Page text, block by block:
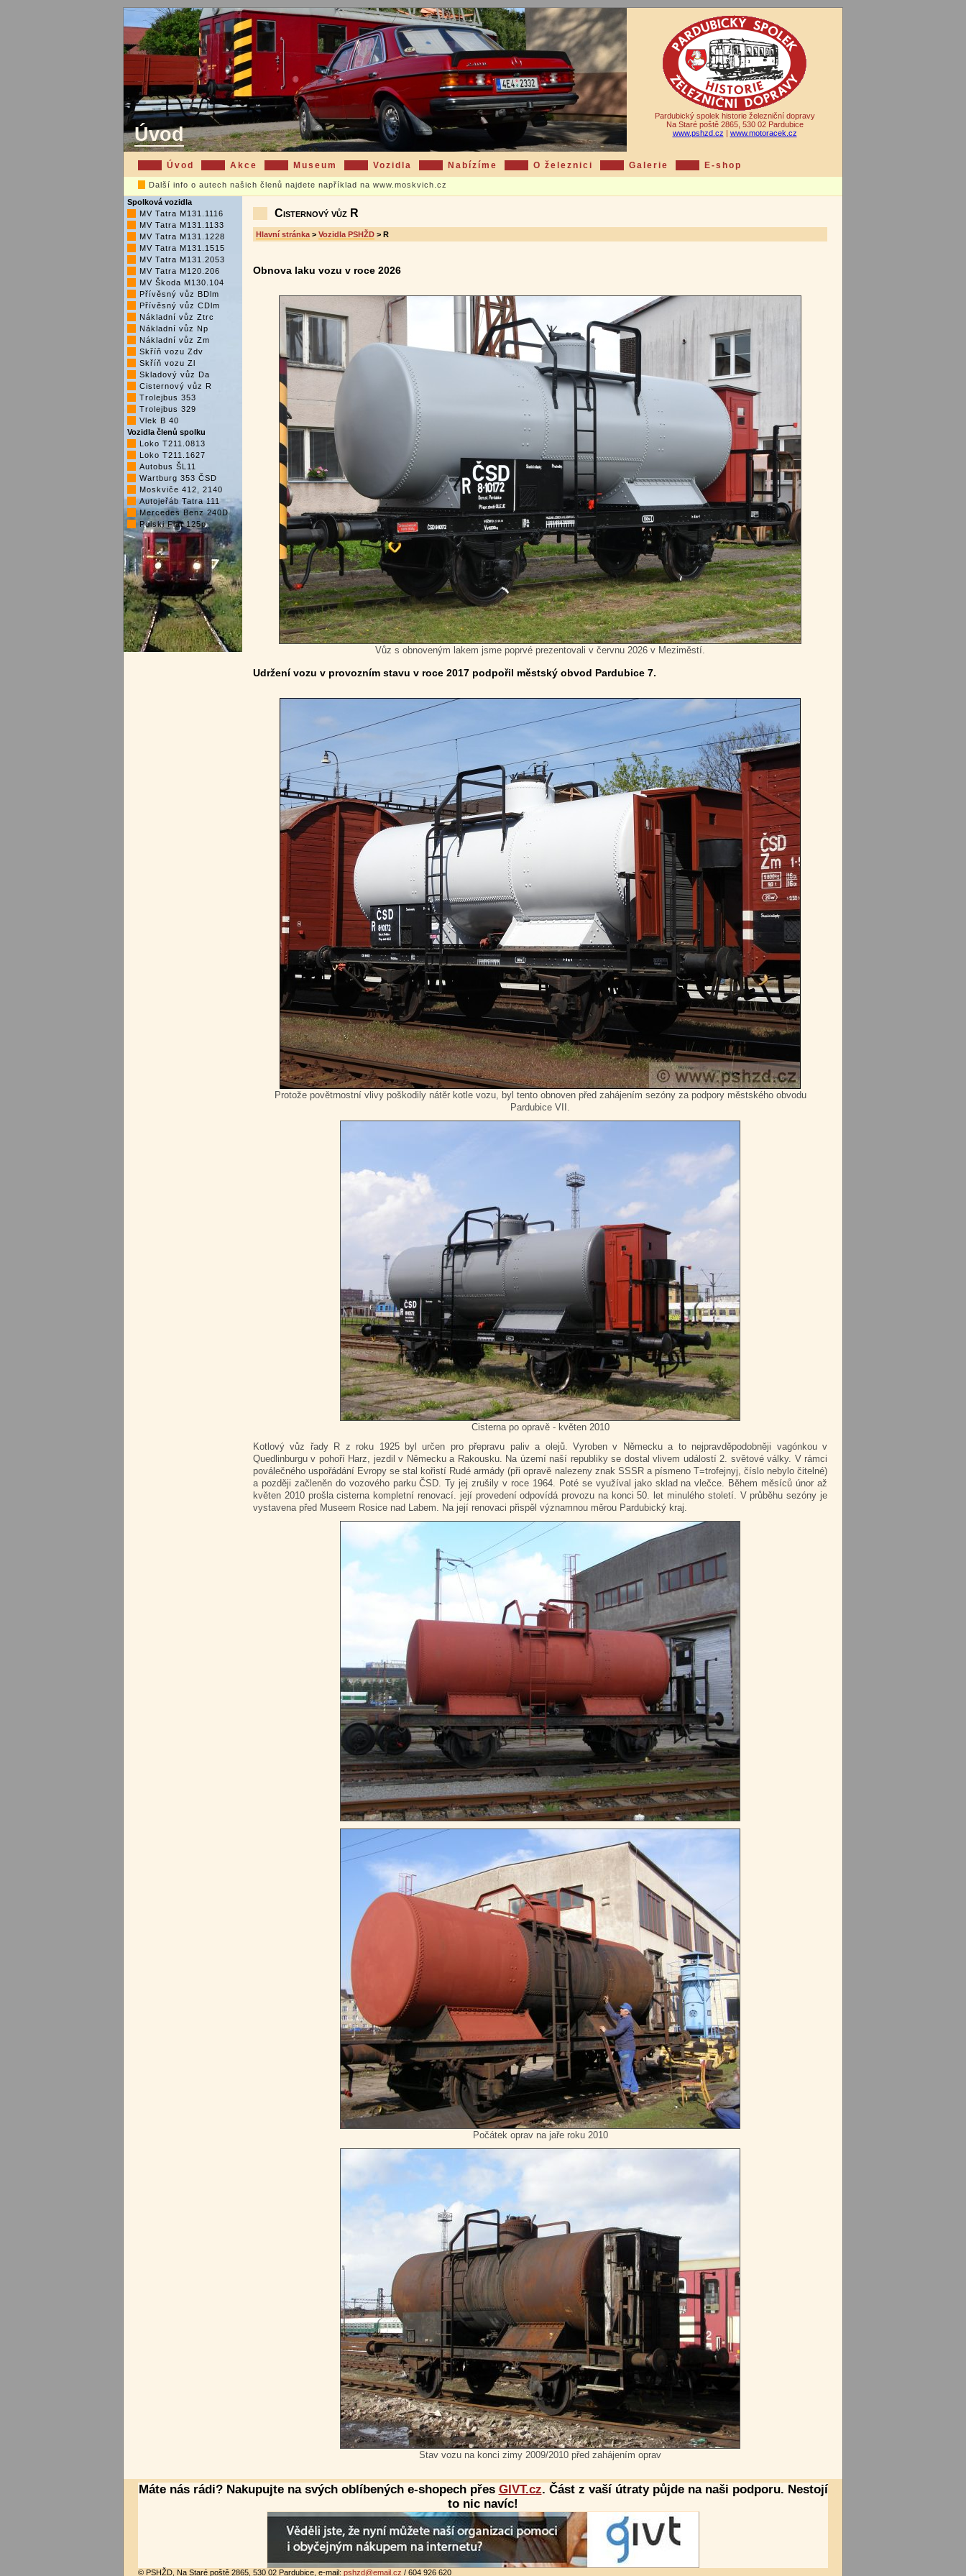
Úvod
Pardubický spolek historie železniční dopravy
Na Staré poště 2865, 530 02 Pardubice
www.pshzd.cz | www.motoracek.cz
Úvod Akce Museum Vozidla Nabízíme O železnici Galerie E-shop
Další info o autech našich členů najdete například na www.moskvich.cz
Spolková vozidla
MV Tatra M131.1116
MV Tatra M131.1133
MV Tatra M131.1228
MV Tatra M131.1515
MV Tatra M131.2053
MV Tatra M120.206
MV Škoda M130.104
Přívěsný vůz BDlm
Přívěsný vůz CDlm
Nákladní vůz Ztrc
Nákladní vůz Np
Nákladní vůz Zm
Skříň vozu Zdv
Skříň vozu Zl
Skladový vůz Da
Cisternový vůz R
Trolejbus 353
Trolejbus 329
Vlek B 40
Vozidla členů spolku
Loko T211.0813
Loko T211.1627
Autobus ŠL11
Wartburg 353 ČSD
Moskviče 412, 2140
Autojeřáb Tatra 111
Mercedes Benz 240D
Polski Fiat 125p
Cisternový vůz R
Hlavní stránka > Vozidla PSHŽD > R
Obnova laku vozu v roce 2026
Vůz s obnoveným lakem jsme poprvé prezentovali v červnu 2026 v Meziměstí.
Udržení vozu v provozním stavu v roce 2017 podpořil městský obvod Pardubice 7.
Protože povětrnostní vlivy poškodily nátěr kotle vozu, byl tento obnoven před zahájením sezóny za podpory městského obvodu
Pardubice VII.
Cisterna po opravě - květen 2010
Kotlový vůz řady R z roku 1925 byl určen pro přepravu paliv a olejů. Vyroben v Německu a to nejpravděpodobněji vagónkou v
Quedlinburgu v pohoří Harz, jezdil v Německu a Rakousku. Na území naší republiky se dostal vlivem událostí 2. světové války. V rámci
poválečného uspořádání Evropy se stal kořistí Rudé armády (při opravě nalezeny znak SSSR a písmeno T=trofejnyj, číslo nebylo čitelné)
a později začleněn do vozového parku ČSD. Ty jej zrušily v roce 1964. Poté se využíval jako sklad na vlečce. Během měsíců únor až
květen 2010 prošla cisterna kompletní renovací. její provedení odpovídá provozu na konci 50. let minulého století. V průběhu sezóny je
vystavena před Museem Rosice nad Labem. Na její renovaci přispěl významnou měrou Pardubický kraj.
Počátek oprav na jaře roku 2010
Stav vozu na konci zimy 2009/2010 před zahájením oprav
Máte nás rádi? Nakupujte na svých oblíbených e-shopech přes GIVT.cz. Část z vaší útraty půjde na naši podporu. Nestojí
to nic navíc!
© PSHŽD, Na Staré poště 2865, 530 02 Pardubice, e-mail: pshzd@email.cz / 604 926 620